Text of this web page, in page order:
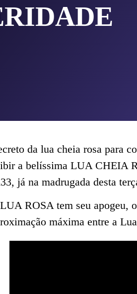
da lua cheia rosa para
a belíssima LUA CHEIA
já na madrugada desta
ROSA tem seu apogeu,
máxima entre a